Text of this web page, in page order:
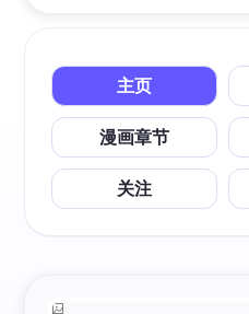
主页
漫画章节
关注